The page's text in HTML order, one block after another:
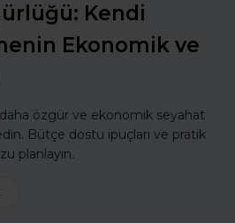
Kendi
Ekonomik ve
daha özgür ve ekonomik seyahat
Bütçe dostu ipuçları ve pratik
planlayın.